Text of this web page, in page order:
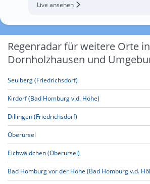
Live ansehen
Regenradar für weitere Orte in
Dornholzhausen und
Seulberg (Friedrichsdorf)
Kirdorf (Bad Homburg v.d. Höhe)
Dillingen (Friedrichsdorf)
Oberursel
Eichwäldchen (Oberursel)
Bad Homburg vor der Höhe (Bad Homburg v.d.